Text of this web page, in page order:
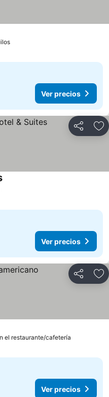
Ver precios
Ver precios
Compartir
Ver precios
Ver precios
Compartir
el restaurante/cafetería
Ver precios